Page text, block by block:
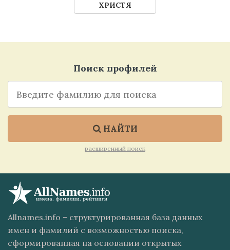
ХРИСТЯ
Поиск профилей
НАЙТИ
расширенный поиск
Allnames.info – структурированная база данных
имен и фамилий с возможностью поиска,
сформированная на основании открытых